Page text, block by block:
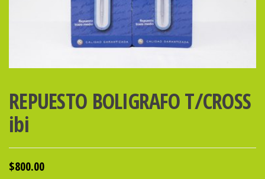
REPUESTO BOLIGRAFO T/CROSS
ibi
$800.00